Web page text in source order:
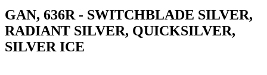
GAN, 636R - SWITCHBLADE SILVER,
RADIANT SILVER, QUICKSILVER,
SILVER ICE